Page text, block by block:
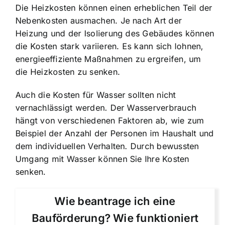
Die Heizkosten können einen erheblichen Teil der
Nebenkosten ausmachen. Je nach Art der
Heizung und der Isolierung des Gebäudes können
die Kosten stark variieren. Es kann sich lohnen,
energieeffiziente Maßnahmen zu ergreifen, um
die Heizkosten zu senken.
Auch die Kosten für Wasser sollten nicht
vernachlässigt werden. Der Wasserverbrauch
hängt von verschiedenen Faktoren ab, wie zum
Beispiel der Anzahl der Personen im Haushalt und
dem individuellen Verhalten. Durch bewussten
Umgang mit Wasser können Sie Ihre Kosten
senken.
Wie beantrage ich eine
Bauförderung? Wie funktioniert